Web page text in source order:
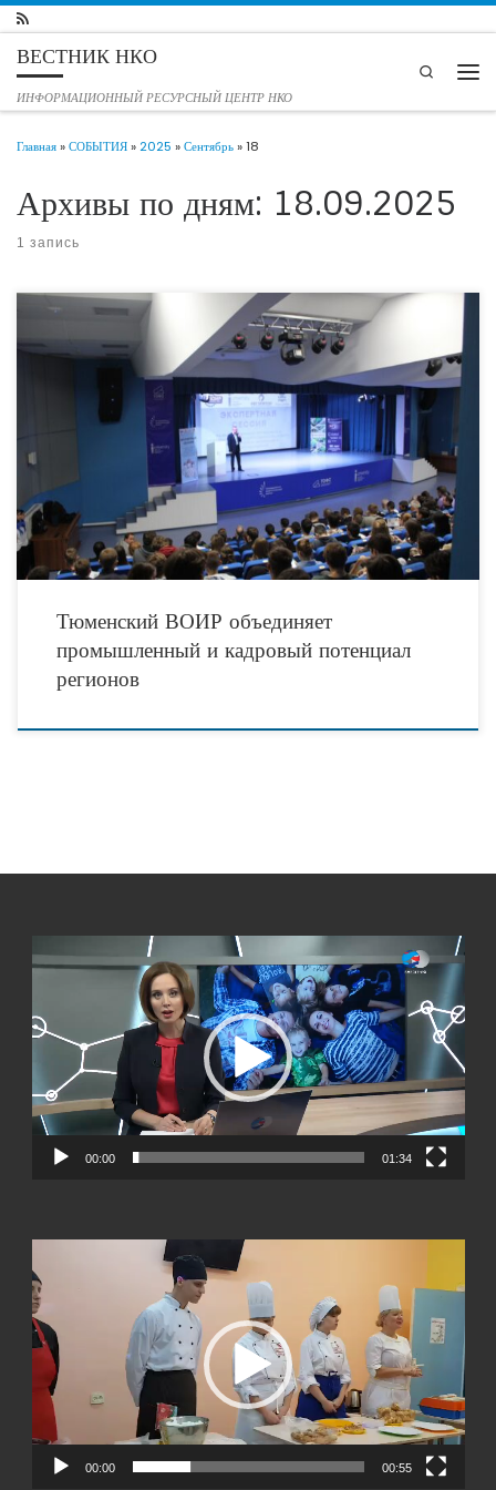
Перейти к содержимому
ВЕСТНИК НКО
ИНФОРМАЦИОННЫЙ РЕСУРСНЫЙ ЦЕНТР НКО
Search
Главная»СОБЫТИЯ»2025 »Сентябрь»18
Архивы по дням: 18.09.2025
1 запись
16 сентября 2025 года в Тюмени состоялась уникальное мероприятие в
формате экспертной сессии и делового нетворкинга «Развитие кадрового
потенциала и межрегионального сотрудничества в сфере технологических
Тюменский ВОИР объединяет
промышленный и кадровый потенциал
регионов
00:00 01:34
00:00 00:55